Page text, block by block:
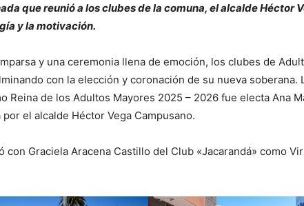
que reunió a los clubes de la comuna, el alcalde Héctor
y la motivación.
y una ceremonia llena de emoción, los clubes de
con la elección y coronación de su nueva
Reina de los Adultos Mayores 2025 – 2026 fue electa Ana
el alcalde Héctor Vega Campusano.
con Graciela Aracena Castillo del Club «Jacarandá» como